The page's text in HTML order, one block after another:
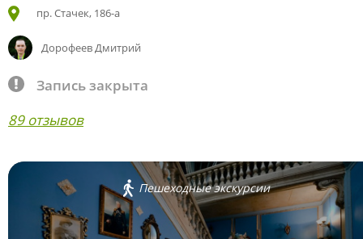
пр. Стачек, 186-а
Дорофеев Дмитрий
Запись закрыта
89 отзывов
Пешеходные экскурсии